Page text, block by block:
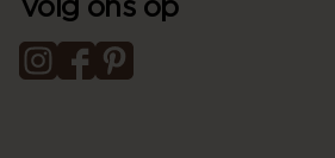
Volg ons op